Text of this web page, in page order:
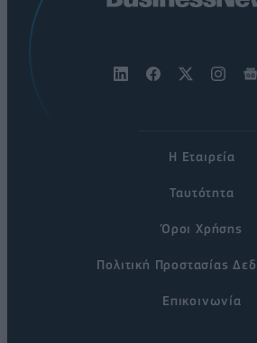
Η Εταιρεία
Ταυτότητα
Όροι Χρήσης
Πολιτική Προστασίας
Επικοινωνία